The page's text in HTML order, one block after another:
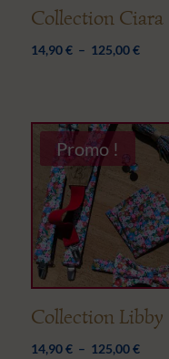
Collection Ciara
14,90€ – 125,00€Plage
à
Promo !
Collection Libby
14,90€ – 125,00€Plage